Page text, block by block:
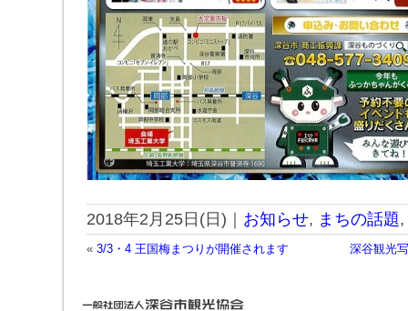
2018年2月25日(日)｜ お知らせ, まちの話題,
« 3/3・4 王国梅まつりが開催されます 深谷観光